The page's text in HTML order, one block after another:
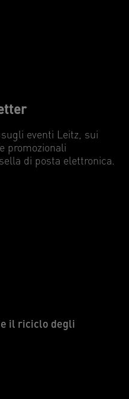
180° -
eventi Leitz, sui
promozionali
di posta elettronica.
il riciclo degli